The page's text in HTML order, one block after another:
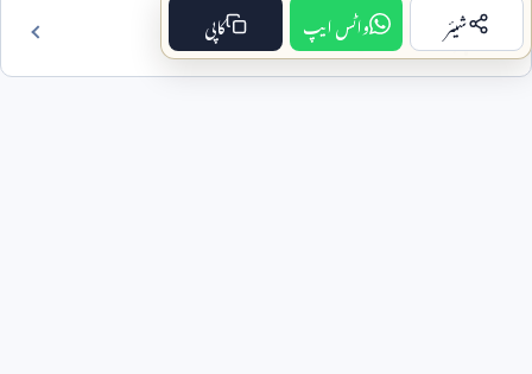
فہرست مضمون
شیئر واٹس ایپ کاپی